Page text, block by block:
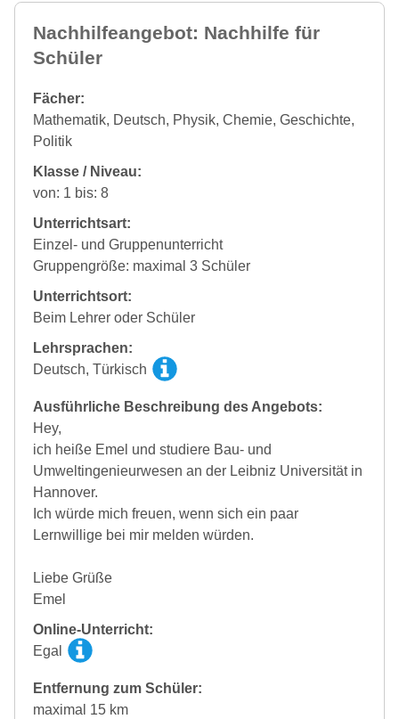
Nachhilfeangebot: Nachhilfe für
Schüler
Fächer:
Mathematik, Deutsch, Physik, Chemie, Geschichte,
Politik
Klasse / Niveau:
von: 1 bis: 8
Unterrichtsart:
Einzel- und Gruppenunterricht
Gruppengröße: maximal 3 Schüler
Unterrichtsort:
Beim Lehrer oder Schüler
Lehrsprachen:
Deutsch, Türkisch
Ausführliche Beschreibung des Angebots:
Hey,
ich heiße Emel und studiere Bau- und
Umweltingenieurwesen an der Leibniz Universität in
Hannover.
Ich würde mich freuen, wenn sich ein paar
Lernwillige bei mir melden würden.
Liebe Grüße
Emel
Online-Unterricht:
Egal
Entfernung zum Schüler:
maximal 15 km